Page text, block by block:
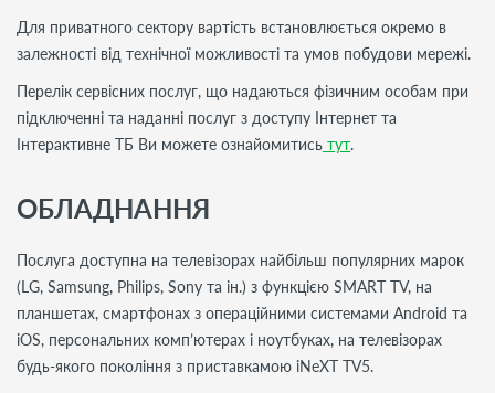
Для приватного сектору вартість встановлюється окремо в
залежності від технічної можливості та умов побудови мережі.
Перелік сервісних послуг, що надаються фізичним особам при
підключенні та наданні послуг з доступу Інтернет та
Інтерактивне ТБ Ви можете ознайомитись тут.
ОБЛАДНАННЯ
Послуга доступна на телевізорах найбільш популярних марок
(LG, Samsung, Philips, Sony та ін.) з функцією SMART TV, на
планшетах, смартфонах з операційними системами Android та
iOS, персональних комп’ютерах і ноутбуках, на телевізорах
будь-якого покоління з приставкамою iNeXT TV5.